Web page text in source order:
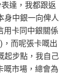
達，我都跟返
身中銀一向俾人
用卡同中銀關係
而呢張卡嘅出
起步點，我自己
嘅市場，總會為